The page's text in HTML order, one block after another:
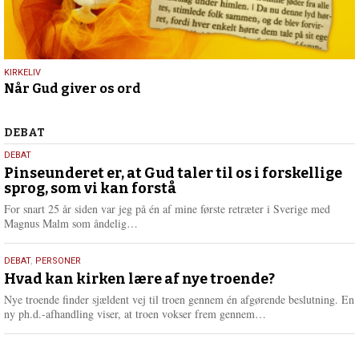
23.
maj
KIRKELIV
Når Gud giver os ord
Debat
DEBAT
5.
august
2026
DEBAT
Pinseunderet er, at Gud taler til os i forskellige
sprog, som vi kan forstå
For snart 25 år siden var jeg på én af mine første retræter i Sverige med
Magnus Malm som åndelig…
e
r
e
25.
juli
2026
DEBAT, PERSONER
Hvad kan kirken lære af nye troende?
Nye troende finder sjældent vej til troen gennem én afgørende beslutning. En
ny ph.d.-afhandling viser, at troen vokser frem gennem…